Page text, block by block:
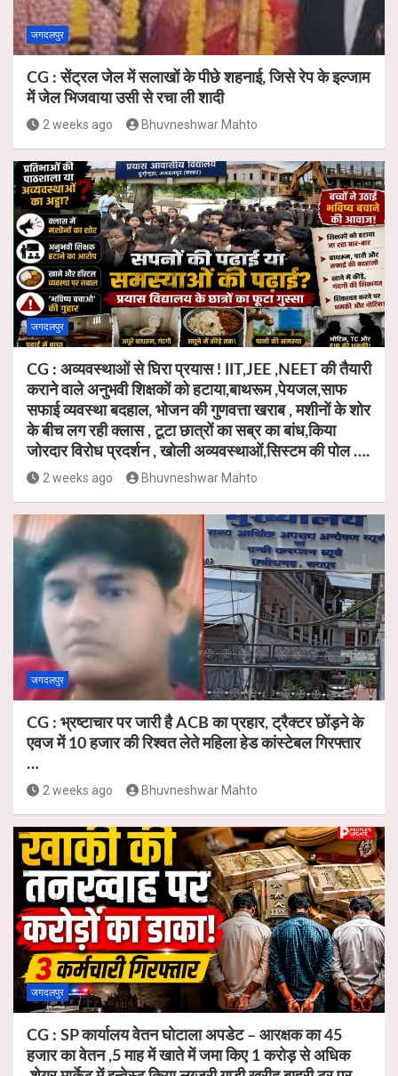
जगदलपुर
CG : सेंट्रल जेल में सलाखों के पीछे शहनाई, जिसे रेप के इल्जाम
में जेल भिजवाया उसी से रचा ली शादी
2 weeks ago Bhuvneshwar Mahto
जगदलपुर
CG : अव्यवस्थाओं से घिरा प्रयास ! IIT,JEE ,NEET की तैयारी
कराने वाले अनुभवी शिक्षकों को हटाया,बाथरूम ,पेयजल,साफ
सफाई व्यवस्था बदहाल, भोजन की गुणवत्ता खराब , मशीनों के शोर
के बीच लग रही क्लास , टूटा छात्रों का सब्र का बांध,किया
जोरदार विरोध प्रदर्शन , खोली अव्यवस्थाओं,सिस्टम की पोल ….
2 weeks ago Bhuvneshwar Mahto
जगदलपुर
CG : भ्रष्टाचार पर जारी है ACB का प्रहार, ट्रैक्टर छोंड़ने के
एवज में 10 हजार की रिश्वत लेते महिला हेड कांस्टेबल गिरफ्तार
…
2 weeks ago Bhuvneshwar Mahto
जगदलपुर
CG : SP कार्यालय वेतन घोटाला अपडेट – आरक्षक का 45
हजार का वेतन ,5 माह में खाते में जमा किए 1 करोड़ से अधिक